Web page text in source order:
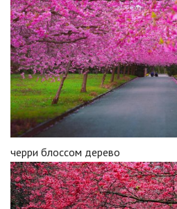
черри блоссом дерево